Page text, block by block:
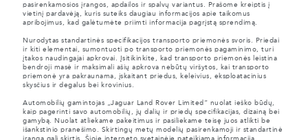
pasirenkamosios įrangos, apdailos ir spalvų variantus. Prašome kreiptis į
vietinį pardavėją, kuris suteiks daugiau informacijos apie taikomus
apribojimus, kad galėtumėte priimti informacija pagrįstą sprendimą.
Nurodytas standartinės specifikacijos transporto priemonės svoris. Priedai
ir kiti elementai, sumontuoti po transporto priemonės pagaminimo, turi
įtakos naudingajai apkrovai. Įsitikinkite, kad transporto priemonės leistina
bendroji masė ir maksimali ašių apkrova nebūtų viršytos, kai transporto
priemonė yra pakraunama, įskaitant priedus, keleivius, eksploatacinius
skysčius ir degalus bei krovinius.
Automobilių gamintojas „Jaguar Land Rover Limited“ nuolat ieško būdų,
kaip pagerinti savo automobilių, jų dalių ir priedų specifikacijas, dizainą bei
gamybą. Nuolat atliekame pakeitimus ir pasiliekame teisę juos atlikti be
išankstinio pranešimo. Skirtingų metų modelių pasirenkamoji ir standartinė
įranga gali skirtis. Šioje interneto svetainėje pateikiama informacija,